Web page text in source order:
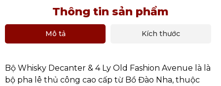
Thông tin sản phẩm
Mô tả Kích thước
Bộ Whisky Decanter & 4 Ly Old Fashion Avenue là là
bộ pha lê thủ công cao cấp từ Bồ Đào Nha, thuộc